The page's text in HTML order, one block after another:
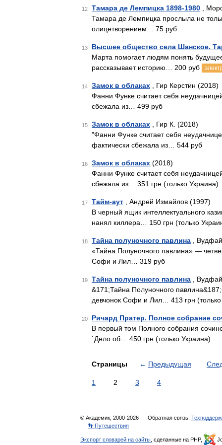
12 Тамара де Лемпицка 1898-1980 ,
Тамара де Лемпицка прослыла не
олицетворением… 75 руб
13
Высшее общество села Шанское.
Марта помогает людям понять
рассказывает историю… 200 руб
14 Замок в облаках , Гир Керстин (2018)
Фанни Функе считает себя
сбежала из… 499 руб
15 Замок в облаках , Гир К. (2018)
"Фанни Функе считает себя
фактически сбежала из… 544 руб
16 Замок в облаках (2018)
Фанни Функе считает себя
сбежала из… 351 грн (только Украина)
17 Тайм-аут , Андрей Измайлов (1997)
В черный ящик интеллектуального
нанял киллера… 150 грн (только
18 Тайна полуночного павлина ,
«Тайна Полуночного павлина» —
Софи и Лил… 319 руб
19 Тайна полуночного павлина ,
&171;Тайна Полуночного
девчонок Софи и Лил… 413 грн
20
Ричард Пратер. Полное собрание
В первый том Полного собрания
`Дело об… 450 грн (только Украина)
Страницы ← Предыдущая
1 2 3 4
© Академик, 2000-2026 Обратная связь:
👣 Путешествия
Экспорт словарей на сайты , сделанные на PHP,